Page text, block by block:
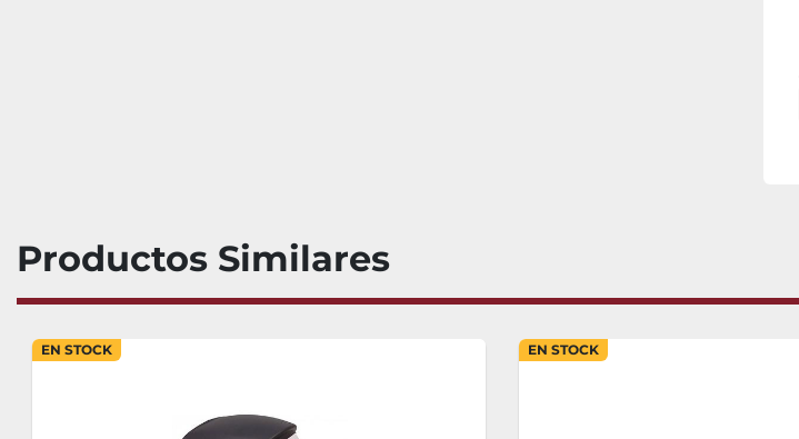
Productos Similares
EN STOCK EN STOCK